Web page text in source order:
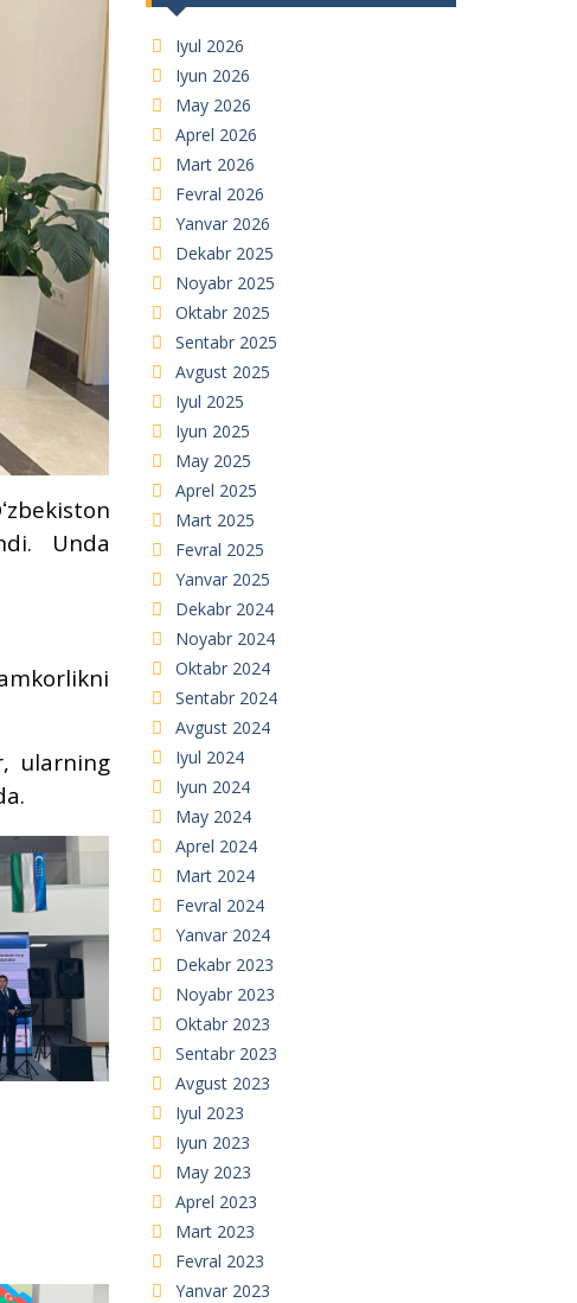
Unda
ularning
Iyul 2026
Iyun 2026
May 2026
Aprel 2026
Mart 2026
Fevral 2026
Yanvar 2026
Dekabr 2025
Noyabr 2025
Oktabr 2025
Sentabr 2025
Avgust 2025
Iyul 2025
Iyun 2025
May 2025
Aprel 2025
Mart 2025
Fevral 2025
Yanvar 2025
Dekabr 2024
Noyabr 2024
Oktabr 2024
Sentabr 2024
Avgust 2024
Iyul 2024
Iyun 2024
May 2024
Aprel 2024
Mart 2024
Fevral 2024
Yanvar 2024
Dekabr 2023
Noyabr 2023
Oktabr 2023
Sentabr 2023
Avgust 2023
Iyul 2023
Iyun 2023
May 2023
Aprel 2023
Mart 2023
Fevral 2023
Yanvar 2023